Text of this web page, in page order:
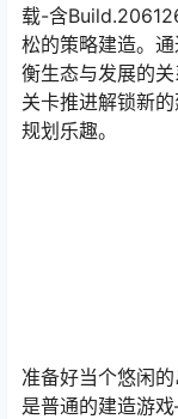
载-含
松的策略建造。
衡生态与发展的
关卡推进解锁新
规划乐趣。
准备好当个悠闲
是普通的建造游